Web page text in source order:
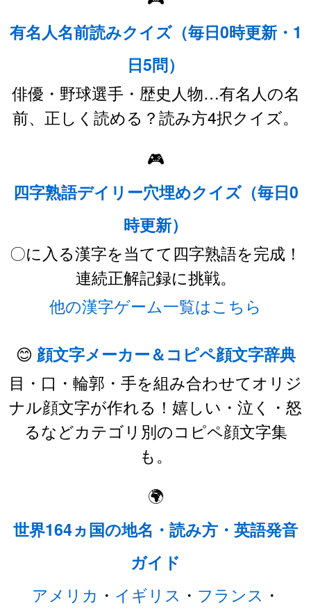
有名人名前読みクイズ（毎日0時更新・1
日5問）
俳優・野球選手・歴史人物…有名人の名
前、正しく読める？読み方4択クイズ。
🎮
四字熟語デイリー穴埋めクイズ（毎日0
時更新）
〇に入る漢字を当てて四字熟語を完成！
連続正解記録に挑戦。
他の漢字ゲーム一覧はこちら
😊 顔文字メーカー＆コピペ顔文字辞典
目・口・輪郭・手を組み合わせてオリジ
ナル顔文字が作れる！嬉しい・泣く・怒
るなどカテゴリ別のコピペ顔文字集
も。
🌍
世界164ヵ国の地名・読み方・英語発音
ガイド
アメリカ ・ イギリス ・ フランス ・